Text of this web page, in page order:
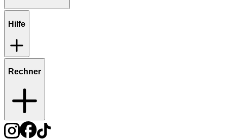
Hilfe
Rechner